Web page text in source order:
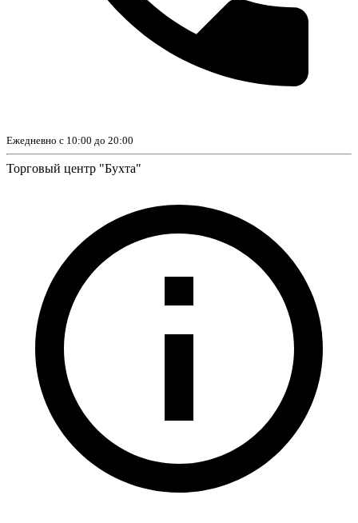
Ежедневно с 10:00 до 20:00
Торговый центр "Бухта"